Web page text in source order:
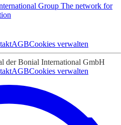
Group The network for
AGBCookies verwalten
der Bonial International GmbH
AGBCookies verwalten